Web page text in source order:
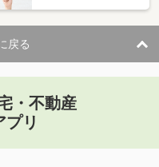
戻る
・不動産
プリ